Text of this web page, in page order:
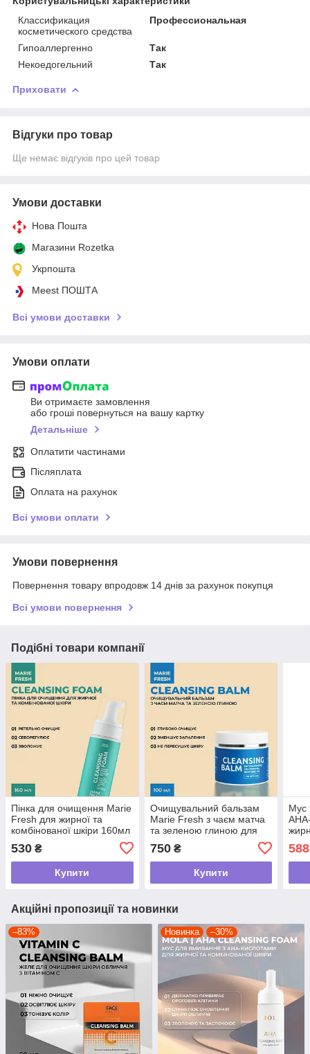
Классификация
косметического средства
Профессиональная
Гипоаллергенно
Так
Некоедогельний
Так
Приховати
Відгуки про товар
Ще немає відгуків про цей товар
Умови доставки
Нова Пошта
Магазини Rozetka
Укрпошта
Meest ПОШТА
Всі умови доставки
Умови оплати
Ви отримаєте замовлення
або гроші повернуться на вашу картку
Детальніше
Оплатити частинами
Післяплата
Оплата на рахунок
Всі умови оплати
Умови повернення
Повернення товару впродовж 14 днів за рахунок покупця
Всі умови повернення
Подібні товари компанії
Пінка для очищення Marie
Fresh для жирної та
комбінованої шкіри 160мл
530 ₴
Купити
Очищувальний бальзам
Marie Fresh з чаєм матча
та зеленою глиною для
750₴
Купити
Мус
588
Акційні пропозиції та новинки
–83% Новинка –30%